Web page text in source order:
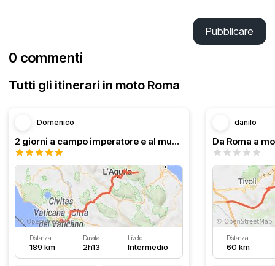
Pubblicare
0 commenti
Tutti gli itinerari in moto Roma
Domenico
2 giorni a campo imperatore e al mucciante
Distanza
189 km
Durata
2h13
Livello
Intermedio
danilo
Distanza
60 km